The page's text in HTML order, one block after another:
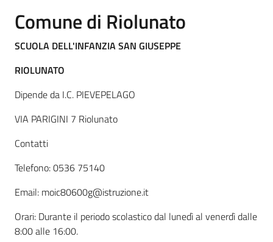
Comune di Riolunato
SCUOLA DELL'INFANZIA SAN GIUSEPPE
RIOLUNATO
Dipende da I.C. PIEVEPELAGO
VIA PARIGINI 7 Riolunato
Contatti
Telefono: 0536 75140
Email: moic80600g@istruzione.it
Orari: Durante il periodo scolastico dal lunedì al venerdì dalle
8:00 alle 16:00.